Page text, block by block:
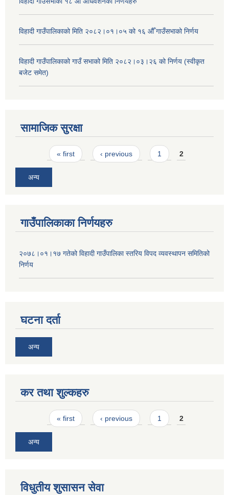
विहादी गाउँपालिकाको मिति २०८२।०१।०५ को १६ औँ गाउँसभाको निर्णय
विहादी गाउँपालिकाको गाउँ सभाको मिति २०८२।०३।२६ को निर्णय (स्वीकृत
बजेट समेत)
सामाजिक सुरक्षा
Pages« first ‹ previous 1 2
अन्य
गाउँपालिकाका निर्णयहरु
२०७८।०१।१७ गतेको विहादी गाउँपालिका स्तरिय विपद व्यवस्थापन समितिको
निर्णय
घटना दर्ता
अन्य
कर तथा शुल्कहरु
Pages« first ‹ previous 1 2
अन्य
विधुतीय शुसासन सेवा